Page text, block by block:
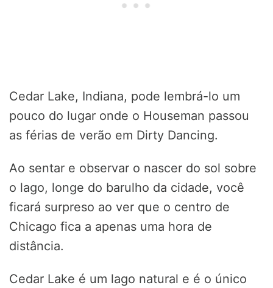
Cedar Lake, Indiana, pode lembrá-lo um
pouco do lugar onde o Houseman passou
as férias de verão em Dirty Dancing.
Ao sentar e observar o nascer do sol sobre
o lago, longe do barulho da cidade, você
ficará surpreso ao ver que o centro de
Chicago fica a apenas uma hora de
distância.
Cedar Lake é um lago natural e é o único